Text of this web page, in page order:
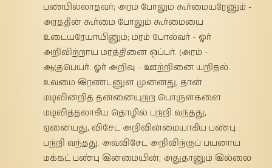
பண்பில்லாதவர்; அரம் போலும் கூர்மையரேனும் -
அரத்தின் கூர்மை போலும் கூர்மையை
உடையரேயாயினும்; மரம் போல்வர் - ஓர்
அறிவிற்றாய மரத்தினை ஒப்பர். (அரம் -
ஆகுபெயர். ஓர் அறிவு - ஊற்றினை யறிதல்.
உவமை இரண்டனுள் முன்னது, தான்
மடிவின்றித் தன்னையுற்ற பொருள்களை
மடிவித்தலாகிய தொழில் பற்றி வந்தது,
ஏனையது, விசேட அறிவின்மையாகிய பண்பு
பற்றி வந்தது. அவ்விசேட அறிவிற்குப் பயனாய
மக்கட் பண்பு இன்மையின், அதுதானும் இல்லை